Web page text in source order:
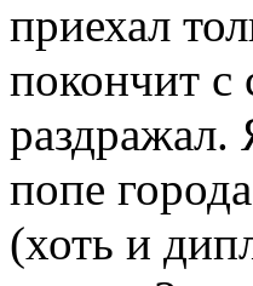
приехал
покончит с
попе
(хоть и